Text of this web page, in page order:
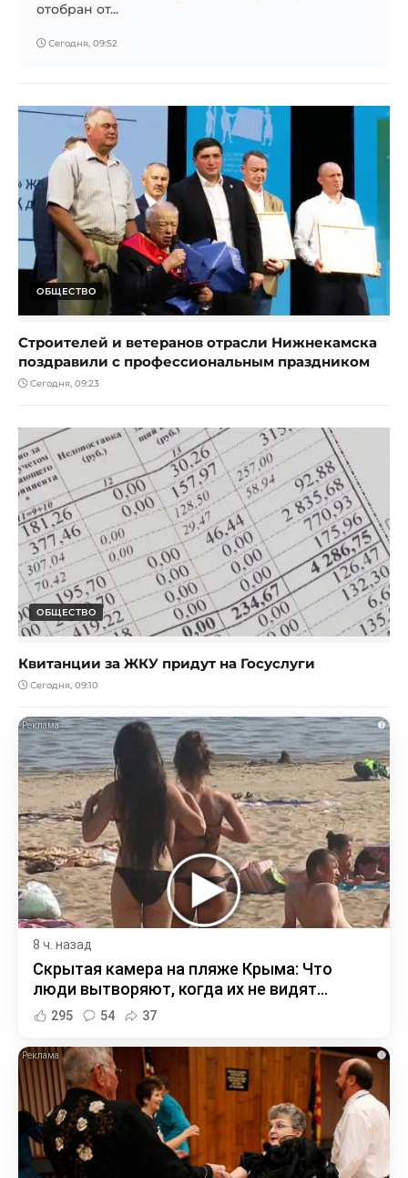
отобран от...
Сегодня, 09:52
ОБЩЕСТВО
Строителей и ветеранов отрасли Нижнекамска
поздравили с профессиональным праздником
Сегодня, 09:23
ОБЩЕСТВО
Квитанции за ЖКУ придут на Госуслуги
Сегодня, 09:10
i
8 ч. назад
Скрытая камера на пляже Крыма: Что
люди вытворяют, когда их не видят...
295 54 37
i